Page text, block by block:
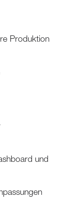
Produktion
und